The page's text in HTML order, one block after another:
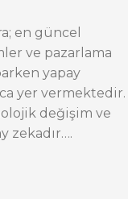
en güncel
ve pazarlama
yapay
yer vermektedir.
değişim ve
zekadır….